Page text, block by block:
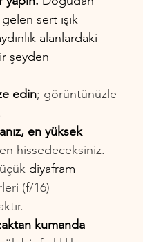
sert ışık
alanlardaki
şeyden
edin; görüntünüzle
en yüksek
hissedeceksiniz.
diyafram
(f/16)
kumanda